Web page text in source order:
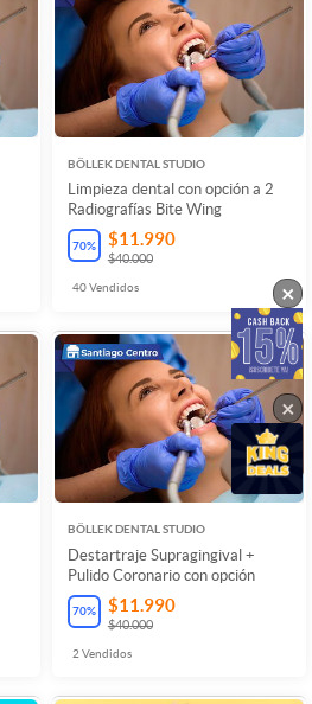
BÖLLEK DENTAL STUDIO
Limpieza dental con opción a 2
Radiografías Bite Wing
70% $11.990
$40.000
40Vendidos
BÖLLEK DENTAL STUDIO
Destartraje Supragingival +
Pulido Coronario con opción
70% $11.990
$40.000
2 Vendidos
×
×